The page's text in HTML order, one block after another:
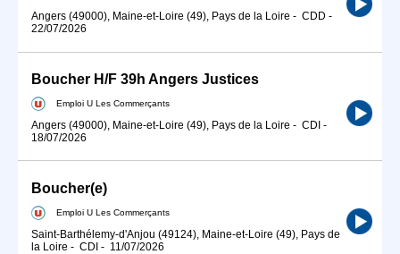
Angers (49000), Maine-et-Loire (49), Pays de la Loire - CDD -
22/07/2026
Boucher H/F 39h Angers Justices
Emploi U Les Commerçants
Angers (49000), Maine-et-Loire (49), Pays de la Loire - CDI -
18/07/2026
Boucher(e)
Emploi U Les Commerçants
Saint-Barthélemy-d'Anjou (49124), Maine-et-Loire (49), Pays de
la Loire - CDI - 11/07/2026